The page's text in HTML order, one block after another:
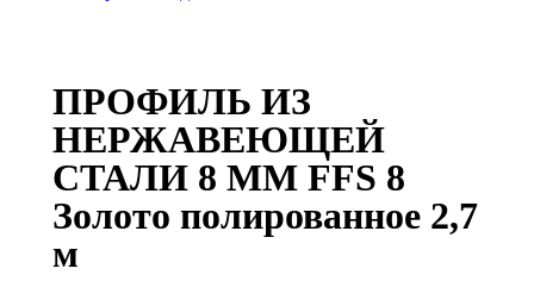
ПРОФИЛЬ ИЗ
НЕРЖАВЕЮЩЕЙ
СТАЛИ 8 ММ FFS 8
Золото полированное 2,7
м